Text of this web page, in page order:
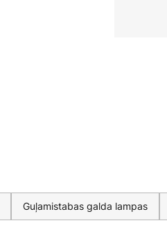
Guļamistabas galda lampas